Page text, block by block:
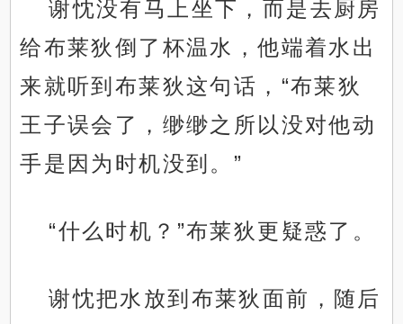
谢忱没有马上坐下，而是去厨房
给布莱狄倒了杯温水，他端着水出
来就听到布莱狄这句话，“布莱狄
王子误会了，缈缈之所以没对他动
手是因为时机没到。”
“什么时机？”布莱狄更疑惑了。
谢忱把水放到布莱狄面前，随后